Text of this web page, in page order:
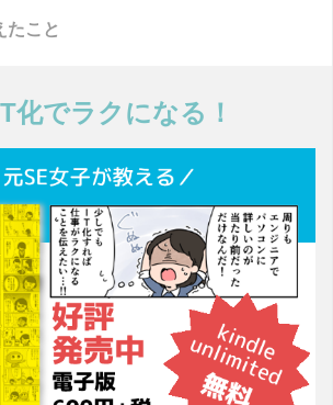
たこと
化でラクになる！